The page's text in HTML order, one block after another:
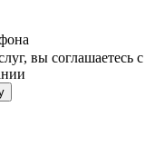
вы соглашаетесь с